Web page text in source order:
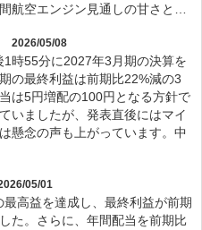
航空エンジン見通しの甘さと…
2026/05/08
時55分に2027年3月期の決算を
の最終利益は前期比22%減の3
は5円増配の100円となる方針で
いましたが、発表直後にはマイ
懸念の声も上がっています。中
05/01
高益を達成し、最終利益が前期
た。さらに、年間配当を前期比